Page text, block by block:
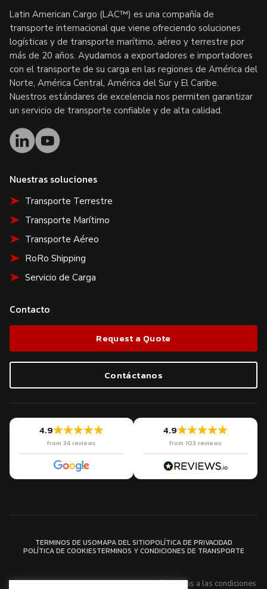
Latin American Cargo (LAC™) es una compañía de
transporte internacional que viene ofreciendo soluciones
logísticas y de transporte marítimo, aéreo y terrestre por
más de 20 años. Ayudamos a exportadores e importadores
con el transporte de su carga en las regiones de América del
Norte, América Central, América del Sur y El Caribe.
Nuestros estándares de excelencia nos permiten garantizar
un servicio de transporte confiable y de alta calidad.
Nuestras soluciones
Transporte Terrestre
Transporte Marítimo
Transporte Aéreo
RoRo Shipping
Servicio de Carga
Contacto
Request a Quote
Contáctanos
4.9
from 34 reviews
4.9
from 103 reviews
TERMINOS DE USOMAPA DEL SITIOPOLÍTICA DE PRIVACIDAD
POLÍTICA DE COOKIESTERMINOS Y CONDICIONES DE TRANSPORTE
Los servicios de Latin American Cargo están sujetos a las condiciones